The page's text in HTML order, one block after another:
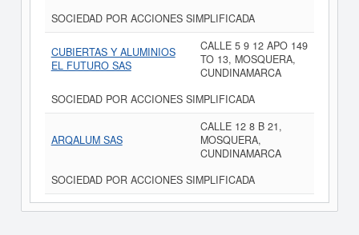
SOCIEDAD POR ACCIONES SIMPLIFICADA
CUBIERTAS Y ALUMINIOS
EL FUTURO SAS
CALLE 5 9 12 APO 149
TO 13, MOSQUERA,
CUNDINAMARCA
SOCIEDAD POR ACCIONES SIMPLIFICADA
ARQALUM SAS
CALLE 12 8 B 21,
MOSQUERA,
CUNDINAMARCA
SOCIEDAD POR ACCIONES SIMPLIFICADA